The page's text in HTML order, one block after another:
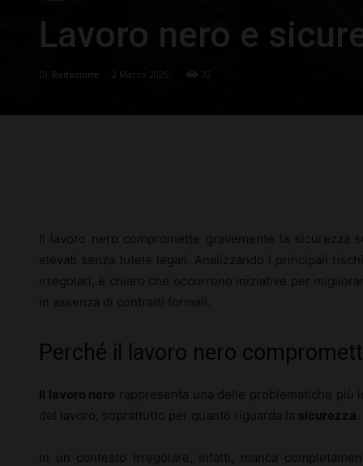
Lavoro nero e
Di Redazione 2 Marzo 2026 32
Il lavoro nero compromette gravemente la
elevati senza tutele legali. Analizzando i principali
irregolari, è chiaro che occorrono iniziative per
in assenza di contratti formali.
Perché il lavoro nero
Il lavoro nero rappresenta una delle problematiche
del lavoro, soprattutto per quanto riguarda la sicurezza
In un contesto irregolare, infatti, manca